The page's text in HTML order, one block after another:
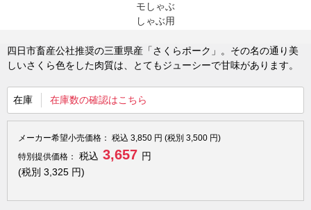
四日市畜産公社推奨の三重県産「さくらポーク」。その名の通り美
しいさくら色をした肉質は、とてもジューシーで甘味があります。
在庫 在庫数の確認はこちら
メーカー希望小売価格： 税込 3,850 円 (税別 3,500 円)
特別提供価格：
税込 3,657 円
(税別 3,325 円)